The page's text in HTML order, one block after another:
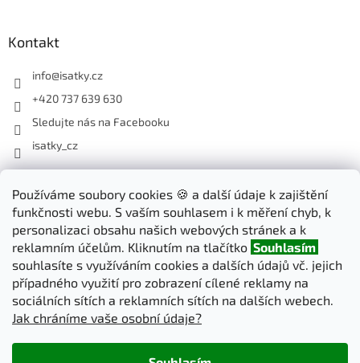
Používáme soubory cookies 🍪 a další údaje k zajištění
funkčnosti webu. S vaším souhlasem i k měření chyb, k
personalizaci obsahu našich webových stránek a k
reklamním účelům. Kliknutím na tlačítko Souhlasím
souhlasíte s využíváním cookies a dalších údajů vč. jejich
případného využití pro zobrazení cílené reklamy na
sociálních sítích a reklamních sítích na dalších webech.
Jak chráníme vaše osobní údaje?
Kontakt
info@isatky.cz
+420 737 639 630
Sledujte nás na Facebooku
isatky_cz
Odebírat newsletter
Vložte svůj e-mail a my vám budeme zasílat informace o nových
produktech na našem e-shopu.
E-mail
PŘIHLÁSIT SE